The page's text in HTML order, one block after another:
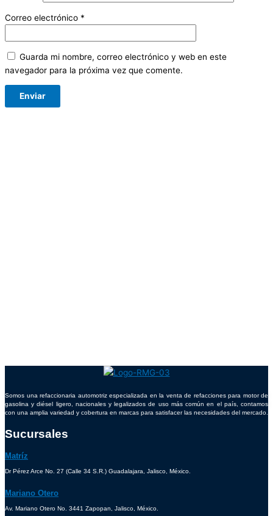
Correo electrónico *
Guarda mi nombre, correo electrónico y web en este
navegador para la próxima vez que comente.
Somos una refaccionaria automotriz especializada en la venta de refacciones para motor de
gasolina y diésel ligero, nacionales y legalizados de uso más común en el país, contamos
con una amplia variedad y cobertura en marcas para satisfacer las necesidades del mercado.
Sucursales
Matríz
Dr Pérez Arce No. 27 (Calle 34 S.R.) Guadalajara, Jalisco, México.
Mariano Otero
Av. Mariano Otero No. 3441 Zapopan, Jalisco, México.